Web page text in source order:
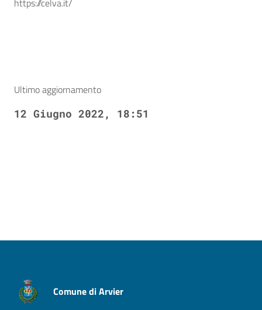
https://celva.it/
Ultimo aggiornamento
12 Giugno 2022, 18:51
Comune di Arvier